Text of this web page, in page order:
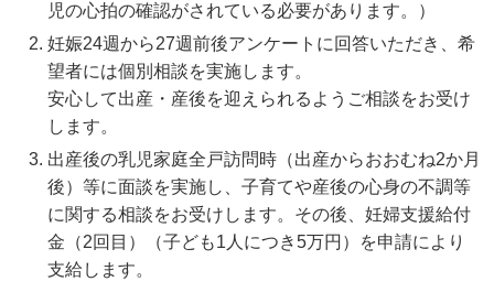
児の心拍の確認がされている必要があります。）
妊娠24週から27週前後アンケートに回答いただき、希
望者には個別相談を実施します。
安心して出産・産後を迎えられるようご相談をお受け
します。
出産後の乳児家庭全戸訪問時（出産からおおむね2か月
後）等に面談を実施し、子育てや産後の心身の不調等
に関する相談をお受けします。その後、妊婦支援給付
金（2回目）（子ども1人につき5万円）を申請により
支給します。